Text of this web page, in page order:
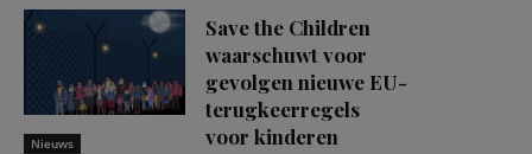
Nieuws
Save the Children
waarschuwt voor
gevolgen nieuwe EU-
terugkeerregels
voor kinderen